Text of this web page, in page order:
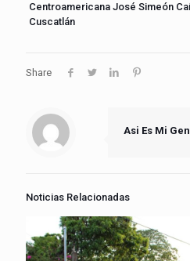
Centroamericana José Simeón
Cuscatlán
Share
Asi Es Mi
Noticias Relacionadas